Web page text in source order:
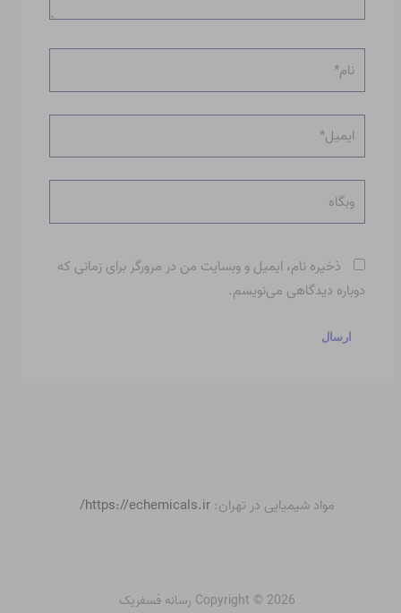
ایمیل*
وبگاه
ذخیره نام، ایمیل و وبسایت من در مرورگر برای زمانی که
دوباره دیدگاهی می‌نویسم.
مواد شیمیایی در تهران: https://echemicals.ir/
Copyright © 2026 رسانه فسفریک